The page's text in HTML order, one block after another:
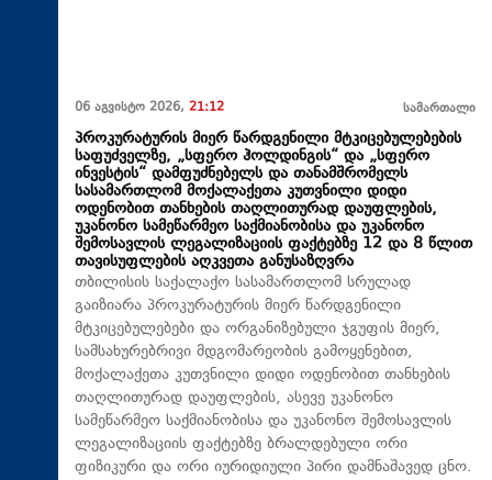
06 აგვისტო 2026, 21:12 სამართალი
პროკურატურის მიერ წარდგენილი მტკიცებულებების
საფუძველზე, „სფერო ჰოლდინგის“ და „სფერო
ინვესტის“ დამფუძნებელს და თანამშრომელს
სასამართლომ მოქალაქეთა კუთვნილი დიდი
ოდენობით თანხების თაღლითურად დაუფლების,
უკანონო სამეწარმეო საქმიანობისა და უკანონო
შემოსავლის ლეგალიზაციის ფაქტებზე 12 და 8 წლით
თავისუფლების აღკვეთა განუსაზღვრა
თბილისის საქალაქო სასამართლომ სრულად
გაიზიარა პროკურატურის მიერ წარდგენილი
მტკიცებულებები და ორგანიზებული ჯგუფის მიერ,
სამსახურებრივი მდგომარეობის გამოყენებით,
მოქალაქეთა კუთვნილი დიდი ოდენობით თანხების
თაღლითურად დაუფლების, ასევე უკანონო
სამეწარმეო საქმიანობისა და უკანონო შემოსავლის
ლეგალიზაციის ფაქტებზე ბრალდებული ორი
ფიზიკური და ორი იურიდიული პირი დამნაშავედ ცნო.